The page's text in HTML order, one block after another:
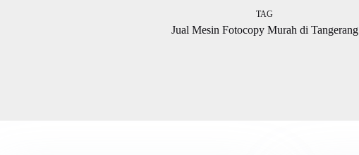
TAG
Jual Mesin Fotocopy Murah di Tangerang